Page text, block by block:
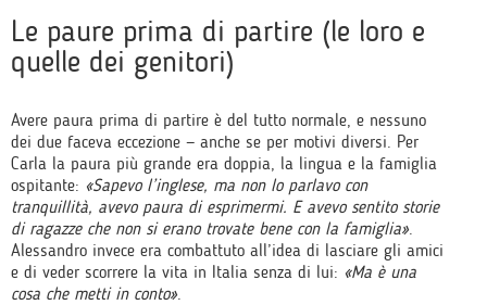
Le paure prima di partire (le loro e
quelle dei genitori)
Avere paura prima di partire è del tutto normale, e nessuno
dei due faceva eccezione — anche se per motivi diversi. Per
Carla la paura più grande era doppia, la lingua e la famiglia
ospitante: «Sapevo l’inglese, ma non lo parlavo con
tranquillità, avevo paura di esprimermi. E avevo sentito storie
di ragazze che non si erano trovate bene con la famiglia».
Alessandro invece era combattuto all’idea di lasciare gli amici
e di veder scorrere la vita in Italia senza di lui: «Ma è una
cosa che metti in conto».